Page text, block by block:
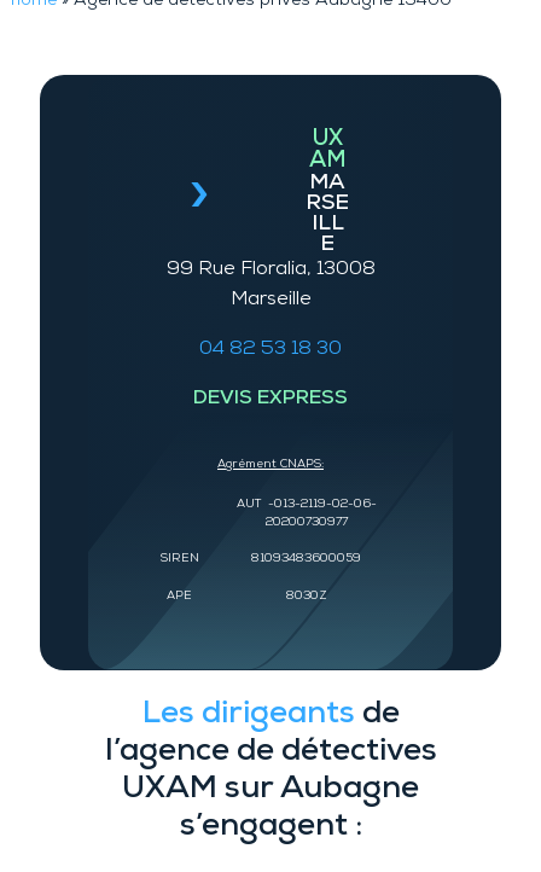
Les dirigeants de
l’agence de détectives
UXAM sur Aubagne
s’engagent :
UX
AM
MA
RSE
ILL
E
99 Rue Floralia, 13008
Marseille
04 82 53 18 30
DEVIS EXPRESS
Agrément CNAPS:
AUT -013-2119-02-06-
20200730977
SIREN 81093483600059
APE 8030Z